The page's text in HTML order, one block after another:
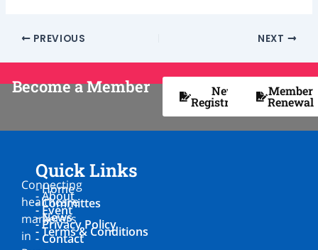
PREVIOUS NEXT
Become a Member New
Registration
Member
Renewal
Connecting
healthcare
marketers
in
Quick Links
- Home
- About
- Committes
- Event
- News
- Privacy Policy
- Terms & Conditions
- Contact